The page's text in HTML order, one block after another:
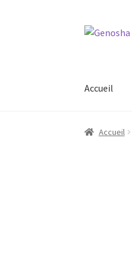
Aller
Aller
Accueil
Accueil Cart
Accueil